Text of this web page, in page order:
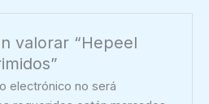
valorar “Hepeel
electrónico no será